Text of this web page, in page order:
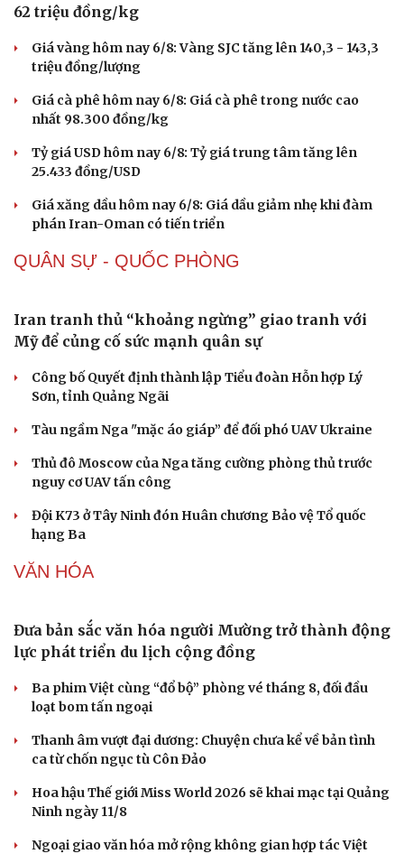
62 triệu đồng/kg
Giá vàng hôm nay 6/8: Vàng SJC tăng lên 140,3 - 143,3
triệu đồng/lượng
Giá cà phê hôm nay 6/8: Giá cà phê trong nước cao
nhất 98.300 đồng/kg
Tỷ giá USD hôm nay 6/8: Tỷ giá trung tâm tăng lên
25.433 đồng/USD
Giá xăng dầu hôm nay 6/8: Giá dầu giảm nhẹ khi đàm
phán Iran-Oman có tiến triển
QUÂN SỰ - QUỐC PHÒNG
Iran tranh thủ “khoảng ngừng” giao tranh với
Mỹ để củng cố sức mạnh quân sự
Công bố Quyết định thành lập Tiểu đoàn Hỗn hợp Lý
Sơn, tỉnh Quảng Ngãi
Tàu ngầm Nga "mặc áo giáp” để đối phó UAV Ukraine
Thủ đô Moscow của Nga tăng cường phòng thủ trước
nguy cơ UAV tấn công
Đội K73 ở Tây Ninh đón Huân chương Bảo vệ Tổ quốc
hạng Ba
VĂN HÓA
Đưa bản sắc văn hóa người Mường trở thành động
lực phát triển du lịch cộng đồng
Ba phim Việt cùng “đổ bộ” phòng vé tháng 8, đối đầu
loạt bom tấn ngoại
Thanh âm vượt đại dương: Chuyện chưa kể về bản tình
ca từ chốn ngục tù Côn Đảo
Hoa hậu Thế giới Miss World 2026 sẽ khai mạc tại Quảng
Ninh ngày 11/8
Ngoại giao văn hóa mở rộng không gian hợp tác Việt